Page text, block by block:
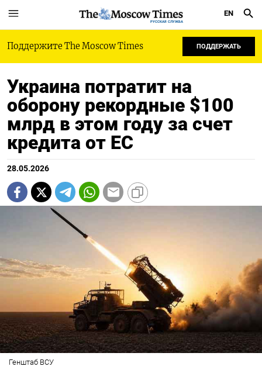
РУССКАЯ СЛУЖБА
EN
Поддержите The Moscow Times ПОДДЕРЖАТЬ
Украина потратит на
оборону рекордные $100
млрд в этом году за счет
кредита от ЕС
28.05.2026
Генштаб ВСУ